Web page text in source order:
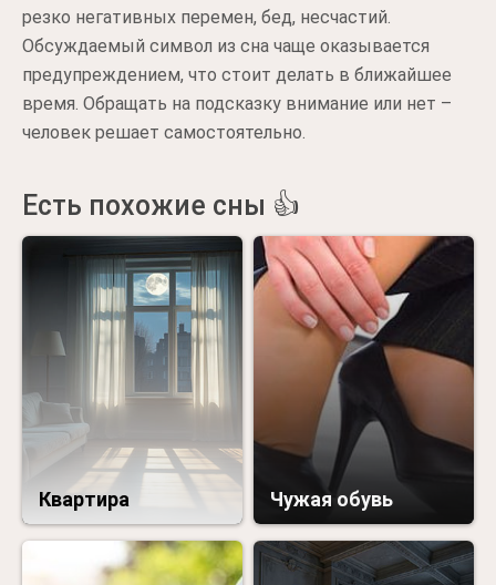
резко негативных перемен, бед, несчастий.
Обсуждаемый символ из сна чаще оказывается
предупреждением, что стоит делать в ближайшее
время. Обращать на подсказку внимание или нет –
человек решает самостоятельно.
Есть похожие сны 👍
Квартира Чужая обувь